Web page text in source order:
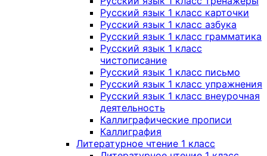
Русский язык 1 класс карточки
Русский язык 1 класс азбука
Русский язык 1 класс грамматика
Русский язык 1 класс
чистописание
Русский язык 1 класс письмо
Русский язык 1 класс упражнения
Русский язык 1 класс внеурочная
деятельность
Каллиграфические прописи
Каллиграфия
Литературное чтение 1 класс